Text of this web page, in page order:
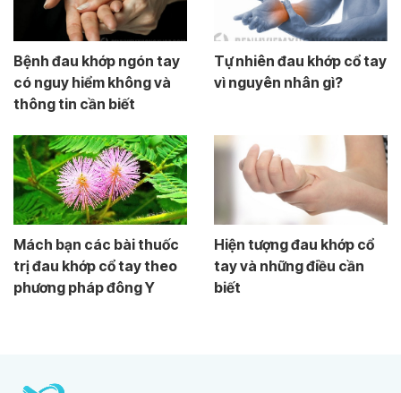
Bệnh đau khớp ngón tay
có nguy hiểm không và
thông tin cần biết
Tự nhiên đau khớp cổ tay
vì nguyên nhân gì?
Mách bạn các bài thuốc
trị đau khớp cổ tay theo
phương pháp đông Y
Hiện tượng đau khớp cổ
tay và những điều cần
biết